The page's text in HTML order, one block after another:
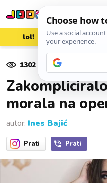
lol! aww
1302 pregleda
morala na
autor: Ines Bajić
Prati Prati